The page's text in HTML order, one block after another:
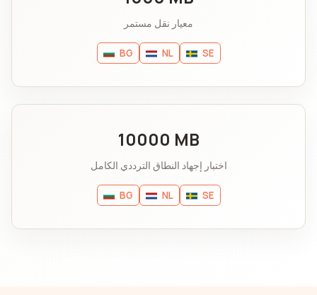
معيار نقل مستمر
BG NL SE
10000 MB
اختبار إجهاد النطاق الترددي الكامل
BG NL SE